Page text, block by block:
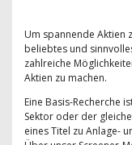
Um spannende Aktien
beliebtes und
zahlreiche
Aktien zu machen.
Eine Basis-Recherche
Sektor oder der
eines Titel zu Anlage-